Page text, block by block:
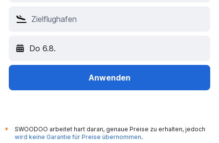
Hotels in München
Hotels in Świnoujście
Hotels in Dubai
Do 6.8.
Anwenden
*
SWOODOO arbeitet hart daran, genaue Preise zu erhalten, jedoch
wird keine Garantie für Preise übernommen.